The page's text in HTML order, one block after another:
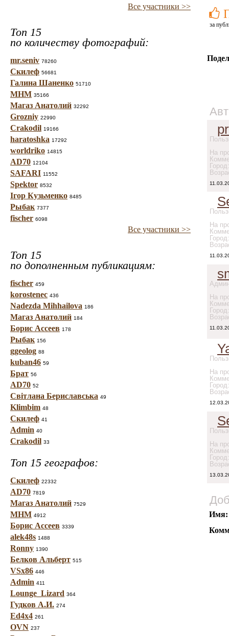
Все участники >>
Топ 15
по количеству фотографий:
mr.seniv 78260
Скилеф 56681
Галина Шаненко 51710
МНМ 35166
Магаз Анатолий 32292
Grozniy 22990
Crakodil 19166
haratoshka 17292
worldriko 14815
AD70 12104
SAFARI 11552
Spektor 8532
Ігор Кузьменко 8485
Рыбак 7377
fischer 6098
Все участники >>
Топ 15
по дополненным публикациям:
fischer 459
korostenec 436
Nadezda Mihhailova 186
Магаз Анатолий 184
Борис Ассеев 178
Рыбак 156
ggeolog 88
kuban46 59
Брат 56
AD70 52
Світлана Бериславська 49
Klimbim 48
Скилеф 41
Admin 40
Crakodil 33
Топ 15 географов:
Скилеф 22332
AD70 7819
Магаз Анатолий 7529
МНМ 4912
Борис Ассеев 3339
alek48s 1488
Ronny 1390
Белков Альберт 515
VSx86 446
Admin 411
Lounge_Lizard 364
Гудков А.И. 274
Ed4x4 261
OVN 237
за
На
Город:
На
На
На
На
Имя: